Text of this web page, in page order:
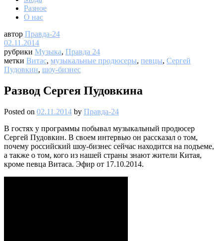
Разное
О нас
автор Правда-24
02.11.2014
рубрики Музыка, Правда 24
метки Витас, музыкальные продюсеры, певцы, Сергей
Пудовкин, шоу-бизнес
Развод Сергея Пудовкина
Posted on 02.11.2014 by Правда-24
В гостях у программы побывал музыкальный продюсер
Сергей Пудовкин. В своем интервью он рассказал о том,
почему российский шоу-бизнес сейчас находится на подъеме,
а также о том, кого из нашей страны знают жители Китая,
кроме певца Витаса. Эфир от 17.10.2014.